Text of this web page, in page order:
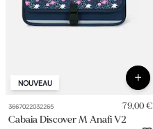
NOUVEAU
3667022032265 79,00 €
Cabaia Discover M Anafi V2